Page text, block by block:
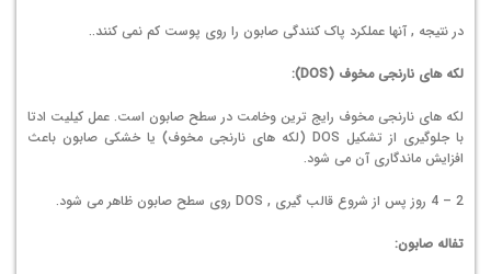
در نتیجه , آنها عملکرد پاک کنندگی صابون را روی پوست کم نمی کنند..
لکه های نارنجی مخوف (DOS
):
لکه های نارنجی مخوف رایج ترین وخامت در سطح صابون است. عمل کیلیت ادتا
با جلوگیری از تشکیل DOS (لکه های نارنجی مخوف) یا خشکی صابون باعث
افزایش ماندگاری آن می شود.
2 – 4 روز پس از شروع قالب گیری , DOS روی سطح صابون ظاهر می شود.
تفاله صابون: